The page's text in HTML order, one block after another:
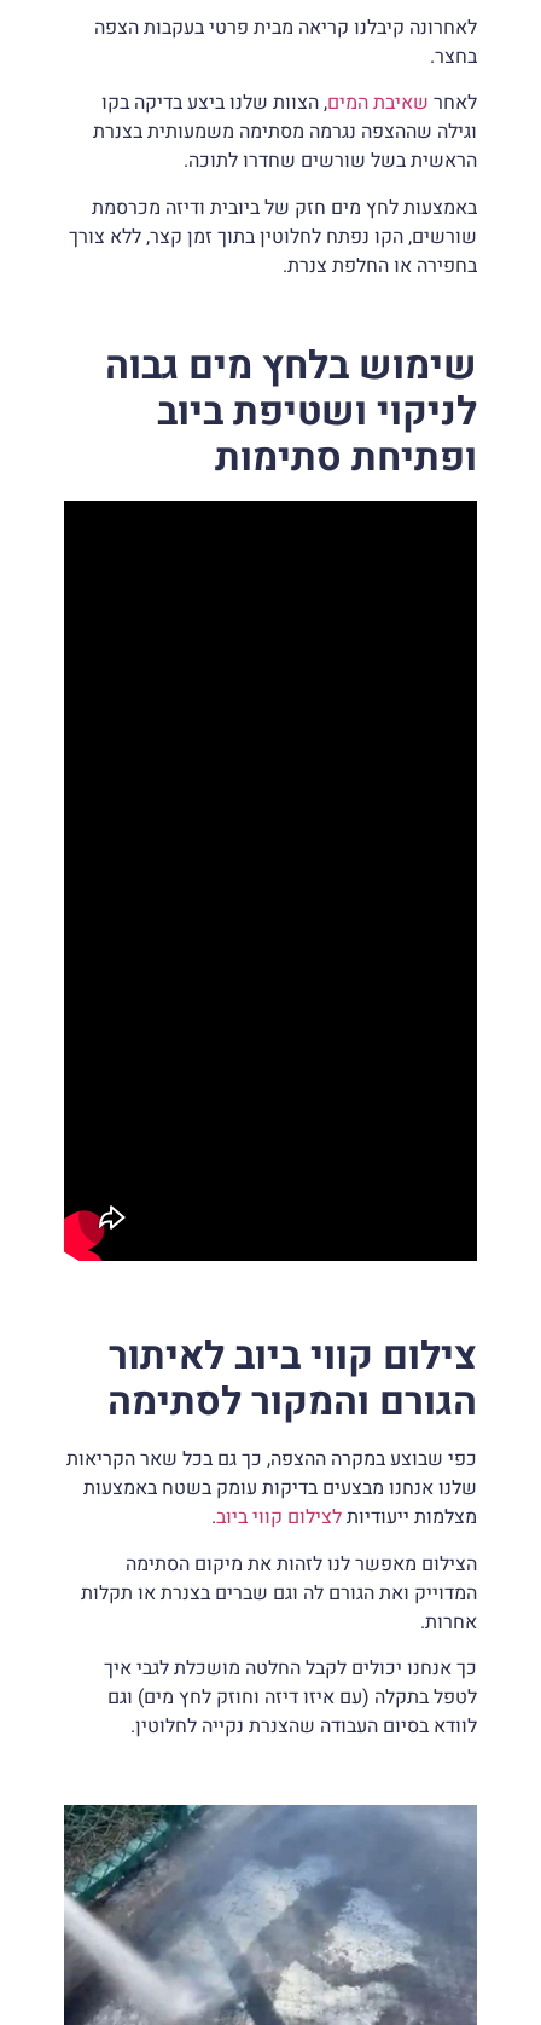
לאחרונה קיבלנו קריאה מבית פרטי בעקבות הצפה
בחצר.
לאחר שאיבת המים, הצוות שלנו ביצע בדיקה בקו
וגילה שההצפה נגרמה מסתימה משמעותית בצנרת
הראשית בשל שורשים שחדרו לתוכה.
באמצעות לחץ מים חזק של ביובית ודיזה מכרסמת
שורשים, הקו נפתח לחלוטין בתוך זמן קצר, ללא צורך
בחפירה או החלפת צנרת.
שימוש בלחץ מים גבוה
לניקוי ושטיפת ביוב
ופתיחת סתימות
צילום קווי ביוב לאיתור
הגורם והמקור לסתימה
כפי שבוצע במקרה ההצפה, כך גם בכל שאר הקריאות
שלנו אנחנו מבצעים בדיקות עומק בשטח באמצעות
מצלמות ייעודיותלצילום קווי ביוב.
הצילום מאפשר לנו לזהות את מיקום הסתימה
המדוייק ואת הגורם לה וגם שברים בצנרת או תקלות
אחרות.
כך אנחנו יכולים לקבל החלטה מושכלת לגבי איך
לטפל בתקלה (עם איזו דיזה וחוזק לחץ מים) וגם
לוודא בסיום העבודה שהצנרת נקייה לחלוטין.